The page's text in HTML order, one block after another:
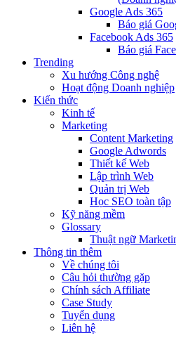
Google Ads 365
Báo giá
Facebook Ads 365
Báo giá
Trending
Xu hướng Công nghệ
Hoạt động Doanh nghiệp
Kiến thức
Kinh tế
Marketing
Content Marketing
Google Adwords
Thiết kế Web
Lập trình Web
Quản trị Web
Học SEO toàn tập
Kỹ năng mềm
Glossary
Thuật ngữ
Thông tin thêm
Về chúng tôi
Câu hỏi thường gặp
Chính sách Affiliate
Case Study
Tuyển dụng
Liên hệ